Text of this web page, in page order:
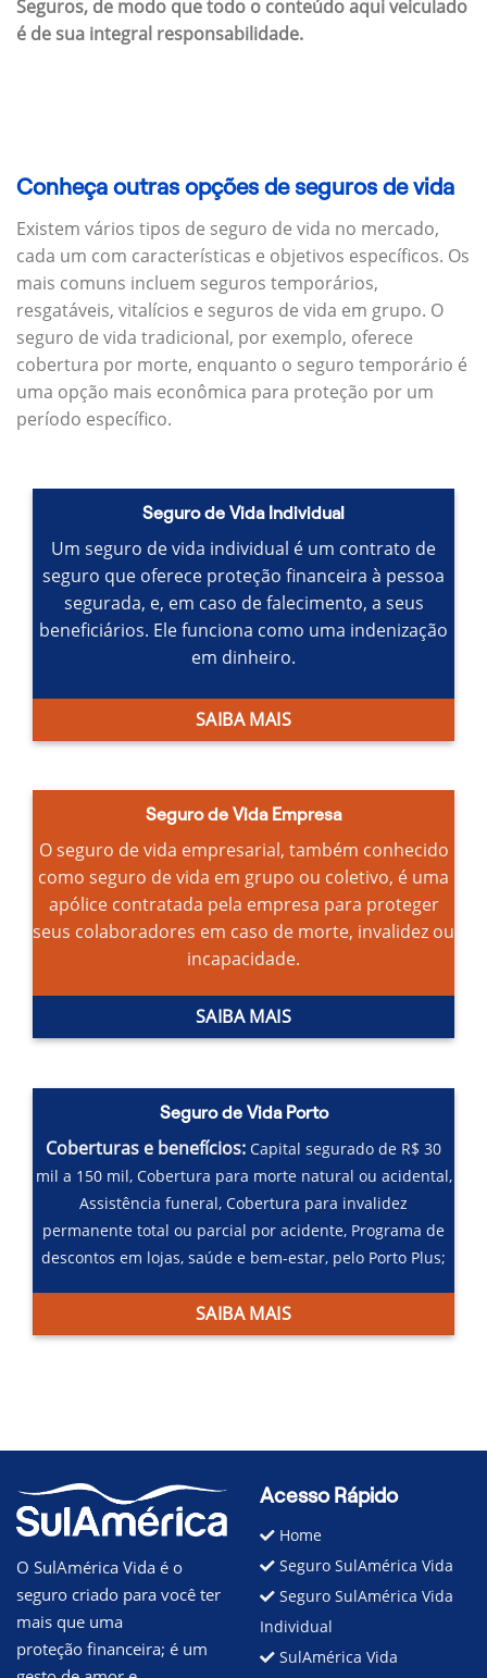
Seguros, de modo que todo o conteúdo aqui veiculado
é de sua integral responsabilidade.
Conheça outras opções de seguros de vida
Existem vários tipos de seguro de vida no mercado,
cada um com características e objetivos específicos. Os
mais comuns incluem seguros temporários,
resgatáveis, vitalícios e seguros de vida em grupo. O
seguro de vida tradicional, por exemplo, oferece
cobertura por morte, enquanto o seguro temporário é
uma opção mais econômica para proteção por um
período específico.
Seguro de Vida Individual
Um seguro de vida individual é um contrato de
seguro que oferece proteção financeira à pessoa
segurada, e, em caso de falecimento, a seus
beneficiários. Ele funciona como uma indenização
em dinheiro.
SAIBA MAIS
Seguro de Vida Empresa
O seguro de vida empresarial, também conhecido
como seguro de vida em grupo ou coletivo, é uma
apólice contratada pela empresa para proteger
seus colaboradores em caso de morte, invalidez ou
incapacidade.
SAIBA MAIS
Seguro de Vida Porto
Coberturas e benefícios: Capital segurado de R$ 30
mil a 150 mil, Cobertura para morte natural ou acidental,
Assistência funeral,Cobertura para invalidez
permanente total ou parcial por acidente, Programa de
descontos em lojas, saúde e bem-estar, pelo Porto Plus;
SAIBA MAIS
O SulAmérica Vida é o
seguro criado para você ter
mais que uma
proteção financeira; é um
Acesso Rápido
Home
Seguro SulAmérica Vida
Seguro SulAmérica Vida
Individual
SulAmérica Vida